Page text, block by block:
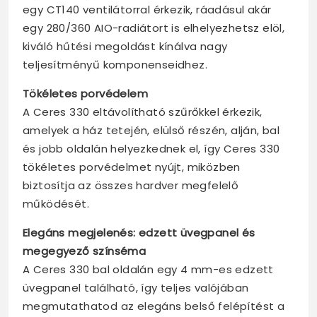
egy CT140 ventilátorral érkezik, ráadásul akár
egy 280/360 AIO-radiátort is elhelyezhetsz elöl,
kiváló hűtési megoldást kínálva nagy
teljesítményű komponenseidhez.
Tökéletes porvédelem
A Ceres 330 eltávolítható szűrőkkel érkezik,
amelyek a ház tetején, elülső részén, alján, bal
és jobb oldalán helyezkednek el, így Ceres 330
tökéletes porvédelmet nyújt, miközben
biztosítja az összes hardver megfelelő
működését.
Elegáns megjelenés: edzett üvegpanel és
megegyező színséma
A Ceres 330 bal oldalán egy 4 mm-es edzett
üvegpanel található, így teljes valójában
megmutathatod az elegáns belső felépítést a